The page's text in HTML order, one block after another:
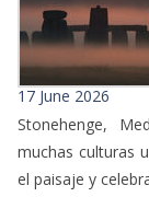
17 June 2026
Stonehenge,
muchas culturas
el paisaje y